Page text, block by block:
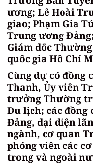
ương; Lê Hoài
giao; Phạm Gia
Trung ương
Giám đốc
quốc gia Hồ Chí
Cùng dự có đồng
Thanh, Ủy viên
trưởng Thường
Du lịch; các
Đảng, đại diện
ngành, cơ quan
phóng viên các
trong và ngoài